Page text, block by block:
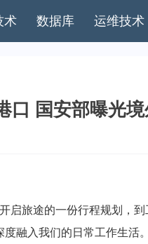
术 数据库 运维技术
口 国安部曝光
旅途的一份行程规划，到
融入我们的日常工作生活